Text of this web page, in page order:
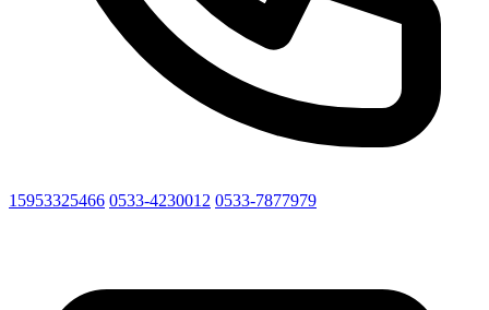
15953325466 0533-4230012 0533-7877979